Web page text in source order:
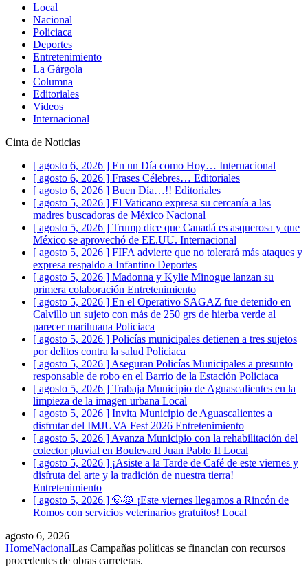
Local
Nacional
Policiaca
Deportes
Entretenimiento
La Gárgola
Columna
Editoriales
Videos
Internacional
Cinta de Noticias
[ agosto 6, 2026 ] En un Día como Hoy… Internacional
[ agosto 6, 2026 ] Frases Célebres… Editoriales
[ agosto 6, 2026 ] Buen Día…!! Editoriales
[ agosto 5, 2026 ] El Vaticano expresa su cercanía a las
madres buscadoras de México Nacional
[ agosto 5, 2026 ] Trump dice que Canadá es asquerosa y que
México se aprovechó de EE.UU. Internacional
[ agosto 5, 2026 ] FIFA advierte que no tolerará más ataques y
expresa respaldo a Infantino Deportes
[ agosto 5, 2026 ] Madonna y Kylie Minogue lanzan su
primera colaboración Entretenimiento
[ agosto 5, 2026 ] En el Operativo SAGAZ fue detenido en
Calvillo un sujeto con más de 250 grs de hierba verde al
parecer marihuana Policiaca
[ agosto 5, 2026 ] Policías municipales detienen a tres sujetos
por delitos contra la salud Policiaca
[ agosto 5, 2026 ] Aseguran Policías Municipales a presunto
responsable de robo en el Barrio de la Estación Policiaca
[ agosto 5, 2026 ] Trabaja Municipio de Aguascalientes en la
limpieza de la imagen urbana Local
[ agosto 5, 2026 ] Invita Municipio de Aguascalientes a
disfrutar del IMJUVA Fest 2026 Entretenimiento
[ agosto 5, 2026 ] Avanza Municipio con la rehabilitación del
colector pluvial en Boulevard Juan Pablo II Local
[ agosto 5, 2026 ] ¡Asiste a la Tarde de Café de este viernes y
disfruta del arte y la tradición de nuestra tierra!
Entretenimiento
[ agosto 5, 2026 ] 🐶🐱 ¡Este viernes llegamos a Rincón de
Romos con servicios veterinarios gratuitos! Local
agosto 6, 2026
HomeNacionalLas Campañas políticas se financian con recursos
procedentes de obras carreteras.